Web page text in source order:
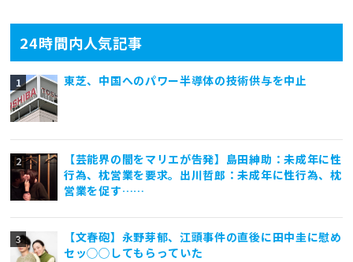
24時間内人気記事
東芝、中国へのパワー半導体の技術供与を中止
【芸能界の闇をマリエが告発】島田紳助：未成年に性
行為、枕営業を要求。出川哲郎：未成年に性行為、枕
営業を促す……
【文春砲】永野芽郁、江頭事件の直後に田中圭に慰め
セッ◯◯してもらっていた